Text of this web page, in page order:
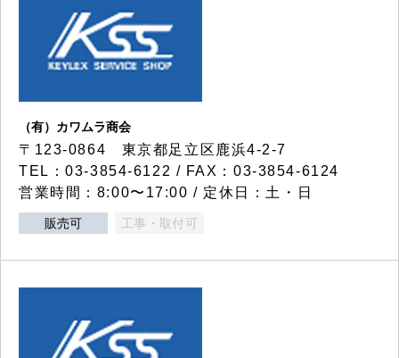
（有）カワムラ商会
〒123-0864 東京都足立区鹿浜4-2-7
TEL：03-3854-6122 / FAX：03-3854-6124
営業時間：8:00〜17:00 / 定休日：土・日
販売可 工事・取付可